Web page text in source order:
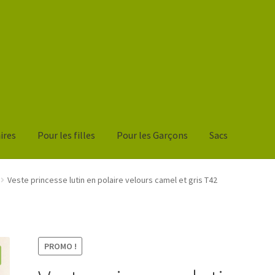
Pour les filles Pour les Garçons Sacs
Veste princesse lutin en polaire velours camel et gris T42
PROMO !